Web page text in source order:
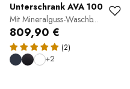
Unterschrank AVA 100 cm
Mit Mineralguss-Waschb...
809,90 €
(2)
+2